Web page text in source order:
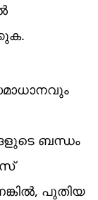
ബന്ധം
പുതിയ